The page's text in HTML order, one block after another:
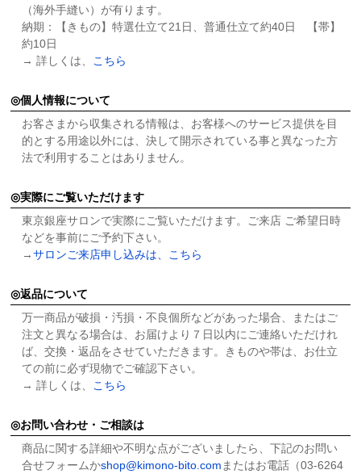
（海外手縫い）が有ります。
納期：【きもの】特選仕立て21日、普通仕立て約40日 【帯】
約10日
→ 詳しくは、
こちら
個人情報について
お客さまから収集される情報は、お客様へのサービス提供を目
的とする用途以外には、決して開示されている事と異なった方
法で利用することはありません。
実際にご覧いただけます
東京銀座サロンで実際にご覧いただけます。ご来店 ご希望日時
などを事前にご予約下さい。
→サロンご来店申し込みは、こちら
返品について
万一商品が破損・汚損・不良個所などがあった場合、またはご
注文と異なる場合は、お届けより７日以内にご連絡いただけれ
ば、交換・返品をさせていただきます。きものや帯は、お仕立
ての前に必ず現物でご確認下さい。
→ 詳しくは、
こちら
お問い合わせ・ご相談は
商品に関する詳細や不明な点がございましたら、下記のお問い
合せフォームかshop@kimono-bito.com またはお電話（03-6264